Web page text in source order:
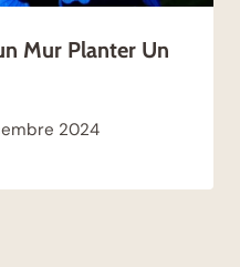
Mur Planter Un
2024